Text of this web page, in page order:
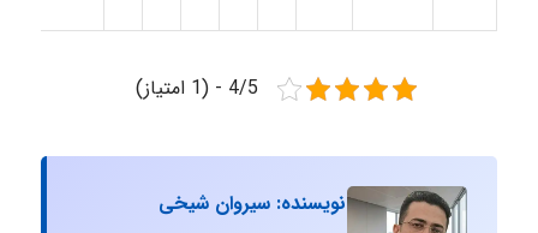
4/5 - (1 امتیاز)
نویسنده: سیروان شیخی